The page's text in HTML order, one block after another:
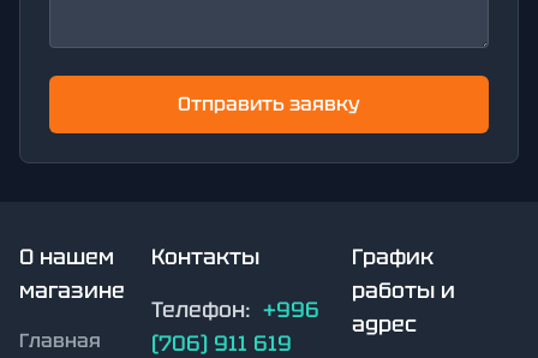
Отправить заявку
О нашем
магазине
Главная
Контакты
Телефон: +996
(706) 911 619
График
работы и
адрес